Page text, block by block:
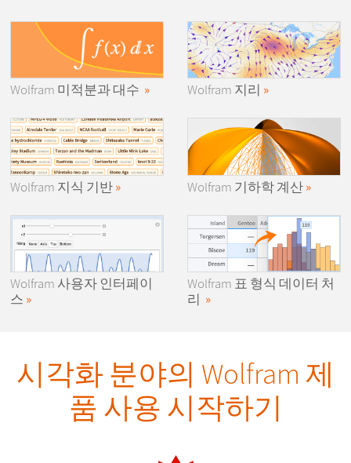
Wolfram 미적분과 대수 Wolfram 지리
Wolfram 지식 기반 Wolfram 기하학 계산
Wolfram 사용자 인터페이
스
Wolfram 표 형식 데이터 처
리
시각화 분야의 Wolfram 제
품 사용 시작하기